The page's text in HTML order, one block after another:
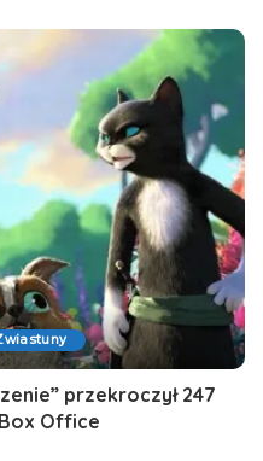
przekroczył 247
Office